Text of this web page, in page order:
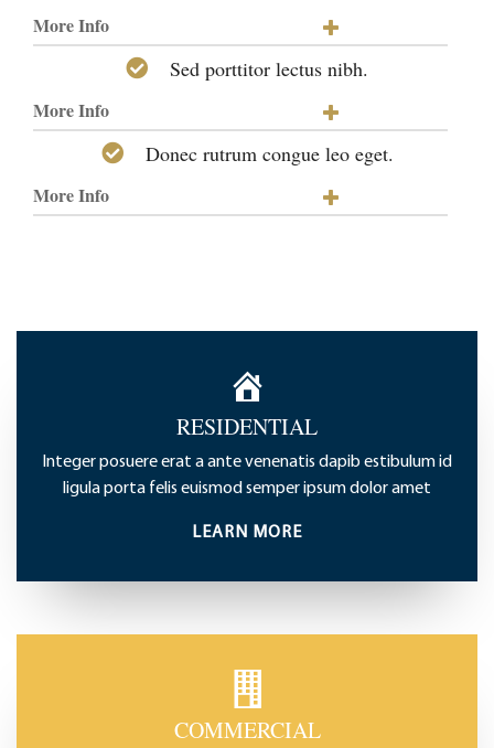
More Info
Sed porttitor lectus nibh.
More Info
Donec rutrum congue leo eget.
More Info
RESIDENTIAL
Integer posuere erat a ante venenatis dapib estibulum id
ligula porta felis euismod semper ipsum dolor amet
LEARN MORE
COMMERCIAL